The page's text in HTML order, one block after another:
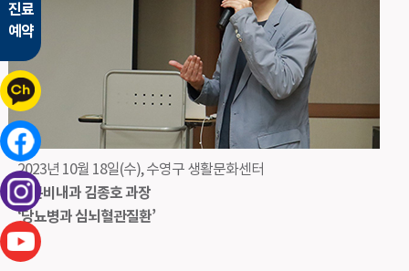
2023년 10월 18일(수), 수영구 생활문화센터
내분비내과 김종호 과장
‘당뇨병과 심뇌혈관질환’
진료
예약